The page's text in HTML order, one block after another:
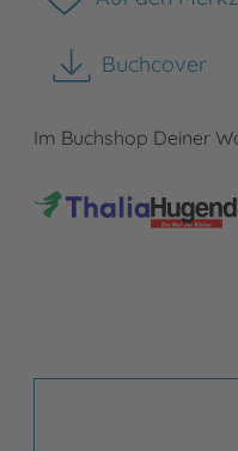
Buchcover
Im Buchshop Deiner